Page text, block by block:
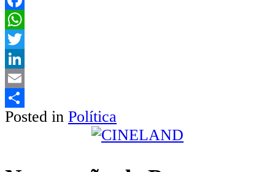
Facebook
WhatsApp
Twitter
LinkedIn
Email
Share
Posted in Política